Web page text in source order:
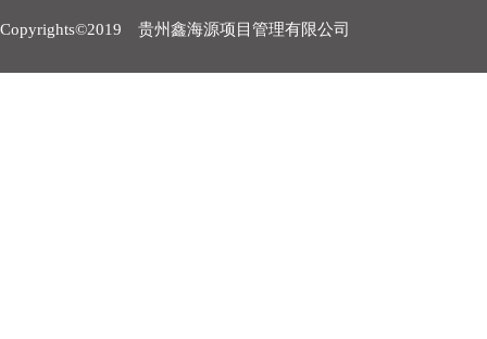
Copyrights©2019 贵州鑫海源项目管理有限公司